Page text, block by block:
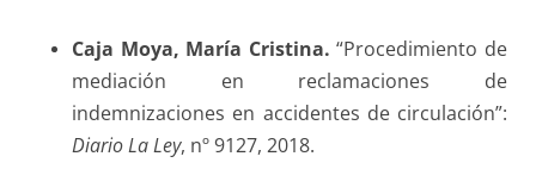
Caja Moya, María Cristina. “Procedimiento de
mediación en reclamaciones de
indemnizaciones en accidentes de circulación”:
Diario La Ley, nº 9127, 2018.